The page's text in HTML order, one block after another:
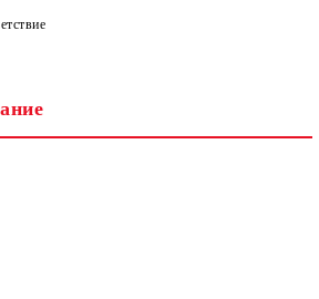
в рамките на работния ден.